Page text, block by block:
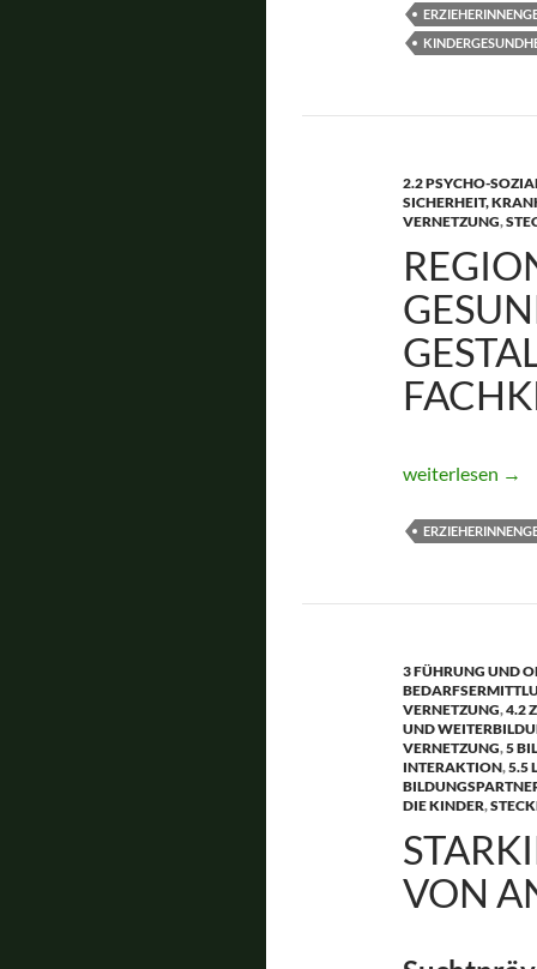
2.2 PSYCHO-
SICHERHEIT,
VERNETZUNG,
Regionales
weiterlesen →
3 FÜHRUNG UND
VERNETZUNG,4.2
UND
VERNETZUNG,5
INTERAKTION,5.5
DIE KINDER,
VON